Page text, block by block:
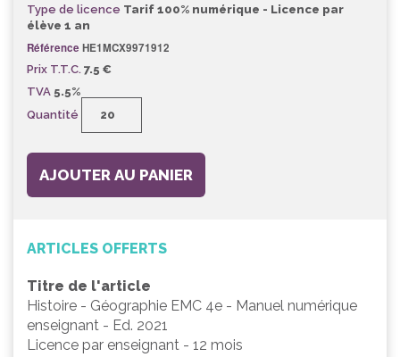
Type de licence Tarif 100% numérique - Licence par
élève 1 an
Référence HE1MCX9971912
Prix T.T.C. 7.5 €
TVA 5.5%
Quantité
AJOUTER AU PANIER
ARTICLES OFFERTS
Titre de l'article
Histoire - Géographie EMC 4e - Manuel numérique
enseignant - Ed. 2021
Licence par enseignant - 12 mois